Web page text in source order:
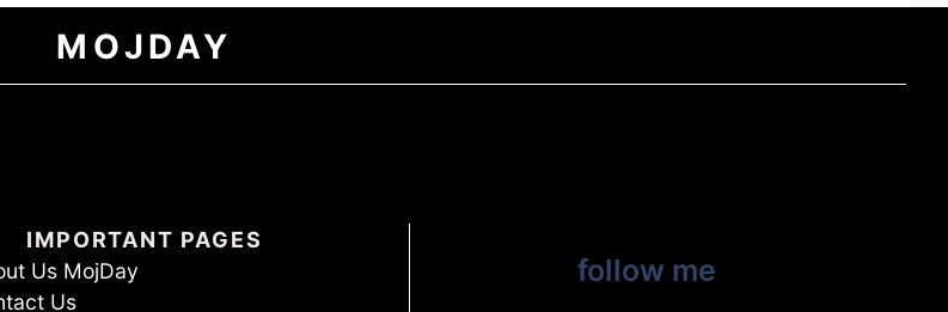
MOJDAY
IMPORTANT PAGES
Us MojDay
Us
follow me